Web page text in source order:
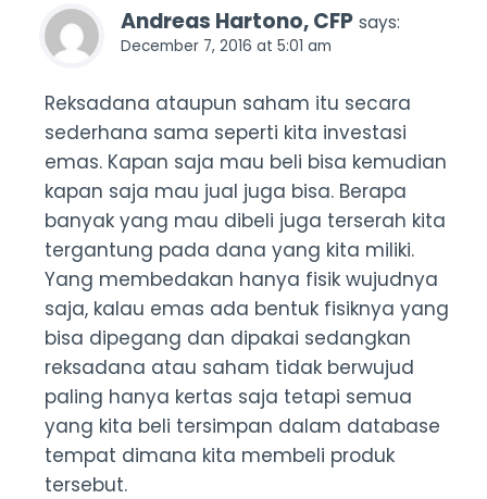
Andreas Hartono, CFP says:
December 7, 2016 at 5:01 am
Reksadana ataupun saham itu secara
sederhana sama seperti kita investasi
emas. Kapan saja mau beli bisa kemudian
kapan saja mau jual juga bisa. Berapa
banyak yang mau dibeli juga terserah kita
tergantung pada dana yang kita miliki.
Yang membedakan hanya fisik wujudnya
saja, kalau emas ada bentuk fisiknya yang
bisa dipegang dan dipakai sedangkan
reksadana atau saham tidak berwujud
paling hanya kertas saja tetapi semua
yang kita beli tersimpan dalam database
tempat dimana kita membeli produk
tersebut.